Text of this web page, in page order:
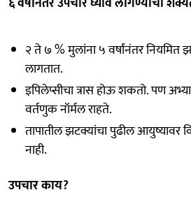
२ ते ७ % मुलांना ५ वर्षांनंतर नियमित
लागतात.
इपिलेप्सीचा त्रास होऊ शकतो. पण
वर्तणुक नॉर्मल राहते.
तापातील झटक्यांचा पुढील आयुष्यावर
नाही.
उपचार काय?